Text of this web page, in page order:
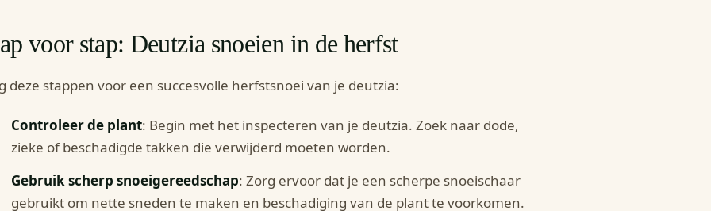
voor stap: Deutzia snoeien in de herfst
deze stappen voor een succesvolle herfstsnoei van je deutzia:
Controleer de plant: Begin met het inspecteren van je deutzia. Zoek naar dode,
zieke of beschadigde takken die verwijderd moeten worden.
Gebruik scherp snoeigereedschap: Zorg ervoor dat je een scherpe snoeischaar
gebruikt om nette sneden te maken en beschadiging van de plant te voorkomen.